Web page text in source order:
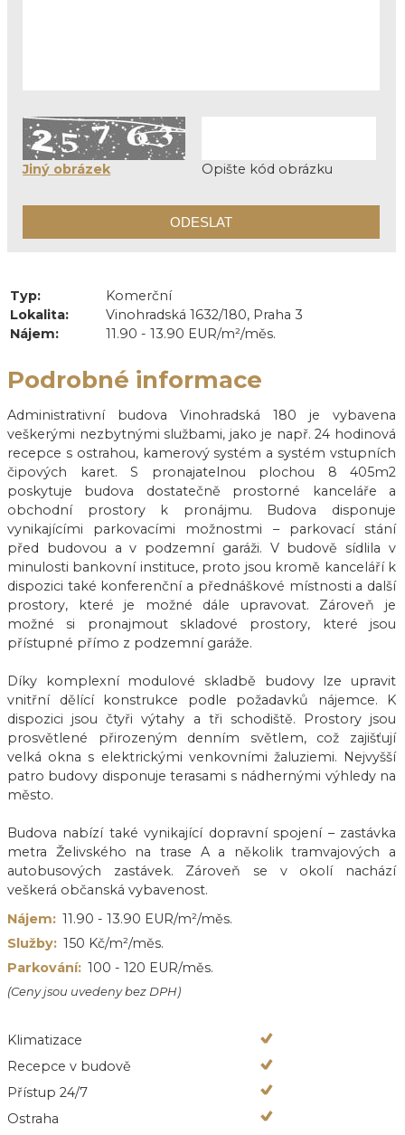
Jiný obrázek Opište kód obrázku
Typ:
Komerční
Lokalita:
Vinohradská 1632/180, Praha 3
Nájem:
11.90 - 13.90 EUR/m²/měs.
Podrobné informace
Administrativní budova Vinohradská 180 je vybavena
veškerými nezbytnými službami, jako je např. 24 hodinová
recepce s ostrahou, kamerový systém a systém vstupních
čipových karet. S pronajatelnou plochou 8 405m2
poskytuje budova dostatečně prostorné kanceláře a
obchodní prostory k pronájmu. Budova disponuje
vynikajícími parkovacími možnostmi – parkovací stání
před budovou a v podzemní garáži. V budově sídlila v
minulosti bankovní instituce, proto jsou kromě kanceláří k
dispozici také konferenční a přednáškové místnosti a další
prostory, které je možné dále upravovat. Zároveň je
možné si pronajmout skladové prostory, které jsou
přístupné přímo z podzemní garáže.
Díky komplexní modulové skladbě budovy lze upravit
vnitřní dělící konstrukce podle požadavků nájemce. K
dispozici jsou čtyři výtahy a tři schodiště. Prostory jsou
prosvětlené přirozeným denním světlem, což zajišťují
velká okna s elektrickými venkovními žaluziemi. Nejvyšší
patro budovy disponuje terasami s nádhernými výhledy na
město.
Budova nabízí také vynikající dopravní spojení – zastávka
metra Želivského na trase A a několik tramvajových a
autobusových zastávek. Zároveň se v okolí nachází
veškerá občanská vybavenost.
Nájem: 11.90 - 13.90 EUR/m²/měs.
Služby: 150 Kč/m²/měs.
Parkování: 100 - 120 EUR/měs.
(Ceny jsou uvedeny bez DPH)
Klimatizace
Recepce v budově
Přístup 24/7
Ostraha